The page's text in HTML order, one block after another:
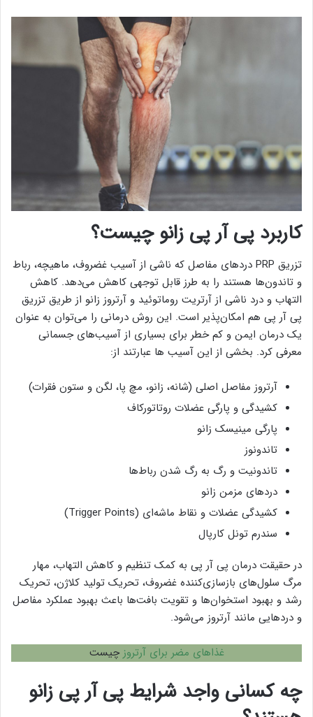
کاربرد پی آر پی زانو چیست؟
تزریق PRP دردهای مفاصل که ناشی از آسیب غضروف، ماهیچه، رباط
و تاندون‌ها هستند را به طرز قابل توجهی کاهش می‌دهد. کاهش
التهاب و درد ناشی از آرتریت روماتوئید و آرتروز زانو از طریق تزریق
پی آر پی هم امکان‌پذیر است. این روش درمانی را می‌توان به عنوان
یک درمان ایمن و کم خطر برای بسیاری از آسیب‌های جسمانی
معرفی کرد. بخشی از این آسیب ها عبارتند از:
آرتروز مفاصل اصلی (شانه، زانو، مچ پا، لگن و ستون فقرات)
کشیدگی و پارگی عضلات روتاتورکاف
پارگی مینیسک زانو
تاندونوز
تاندونیت و رگ به رگ شدن رباط‌ها
دردهای مزمن زانو
کشیدگی عضلات و نقاط ماشه‌ای (Trigger Points)
سندرم تونل کارپال
در حقیقت درمان پی آر پی به کمک تنظیم و کاهش التهاب، مهار
مرگ سلول‌های بازسازی‌کننده غضروف، تحریک تولید کلاژن، تحریک
رشد و بهبود استخوان‌ها و تقویت بافت‌ها باعث بهبود عملکرد مفاصل
و دردهایی مانند آرتروز می‌شود.
غذاهای مضر برای آرتروز چیست
چه کسانی واجد شرایط پی آر پی زانو